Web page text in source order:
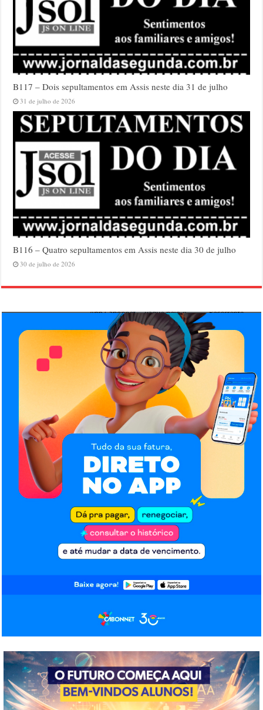
B117 – Dois sepultamentos em Assis neste dia 31 de julho
31 de julho de 2026
B116 – Quatro sepultamentos em Assis neste dia 30 de julho
30 de julho de 2026